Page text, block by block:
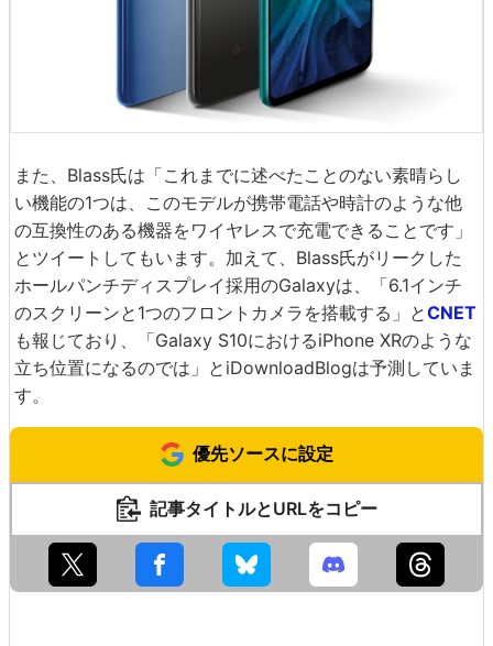
また、Blass氏は「これまでに述べたことのない素晴らし
い機能の1つは、このモデルが携帯電話や時計のような他
の互換性のある機器をワイヤレスで充電できることです」
とツイートしてもいます。加えて、Blass氏がリークした
ホールパンチディスプレイ採用のGalaxyは、「6.1インチ
のスクリーンと1つのフロントカメラを搭載する」とCNET
も報じており、「Galaxy S10におけるiPhone XRのような
立ち位置になるのでは」とiDownloadBlogは予測していま
す。
優先ソースに設定
記事タイトルとURLをコピー